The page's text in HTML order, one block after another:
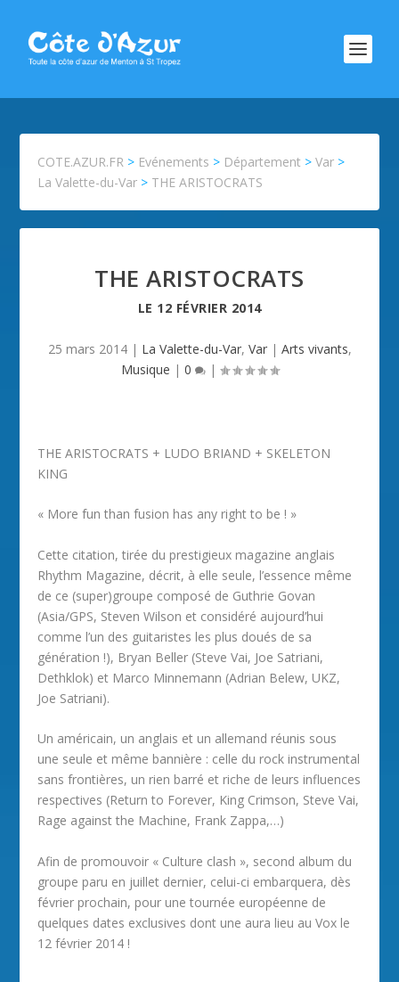
COTE.AZUR.FR > Evénements > Département >Var >
La Valette-du-Var > THE ARISTOCRATS
THE ARISTOCRATS
LE 12 FÉVRIER 2014
25 mars 2014| La Valette-du-Var, Var| Arts vivants,
Musique | 0 |
THE ARISTOCRATS + LUDO BRIAND + SKELETON
KING
« More fun than fusion has any right to be ! »
Cette citation, tirée du prestigieux magazine anglais
Rhythm Magazine, décrit, à elle seule, l’essence même
de ce (super)groupe composé de Guthrie Govan
(Asia/GPS, Steven Wilson et considéré aujourd’hui
comme l’un des guitaristes les plus doués de sa
génération !), Bryan Beller (Steve Vai, Joe Satriani,
Dethklok) et Marco Minnemann (Adrian Belew, UKZ,
Joe Satriani).
Un américain, un anglais et un allemand réunis sous
une seule et même bannière : celle du rock instrumental
sans frontières, un rien barré et riche de leurs influences
respectives (Return to Forever, King Crimson, Steve Vai,
Rage against the Machine, Frank Zappa,…)
Afin de promouvoir « Culture clash », second album du
groupe paru en juillet dernier, celui-ci embarquera, dès
février prochain, pour une tournée européenne de
quelques dates exclusives dont une aura lieu au Vox le
12 février 2014 !